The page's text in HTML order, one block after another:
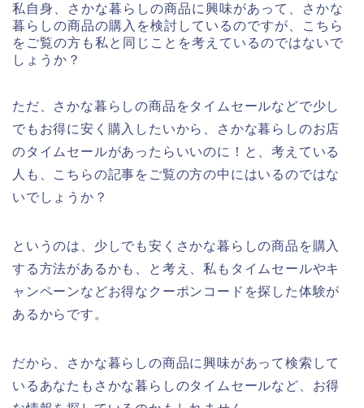
私自身、さかな暮らしの商品に興味があって、さかな
暮らしの商品の購入を検討しているのですが、こちら
をご覧の方も私と同じことを考えているのではないで
しょうか？
ただ、さかな暮らしの商品をタイムセールなどで少し
でもお得に安く購入したいから、さかな暮らしのお店
のタイムセールがあったらいいのに！と、考えている
人も、こちらの記事をご覧の方の中にはいるのではな
いでしょうか？
というのは、少しでも安くさかな暮らしの商品を購入
する方法があるかも、と考え、私もタイムセールやキ
ャンペーンなどお得なクーポンコードを探した体験が
あるからです。
だから、さかな暮らしの商品に興味があって検索して
いるあなたもさかな暮らしのタイムセールなど、お得